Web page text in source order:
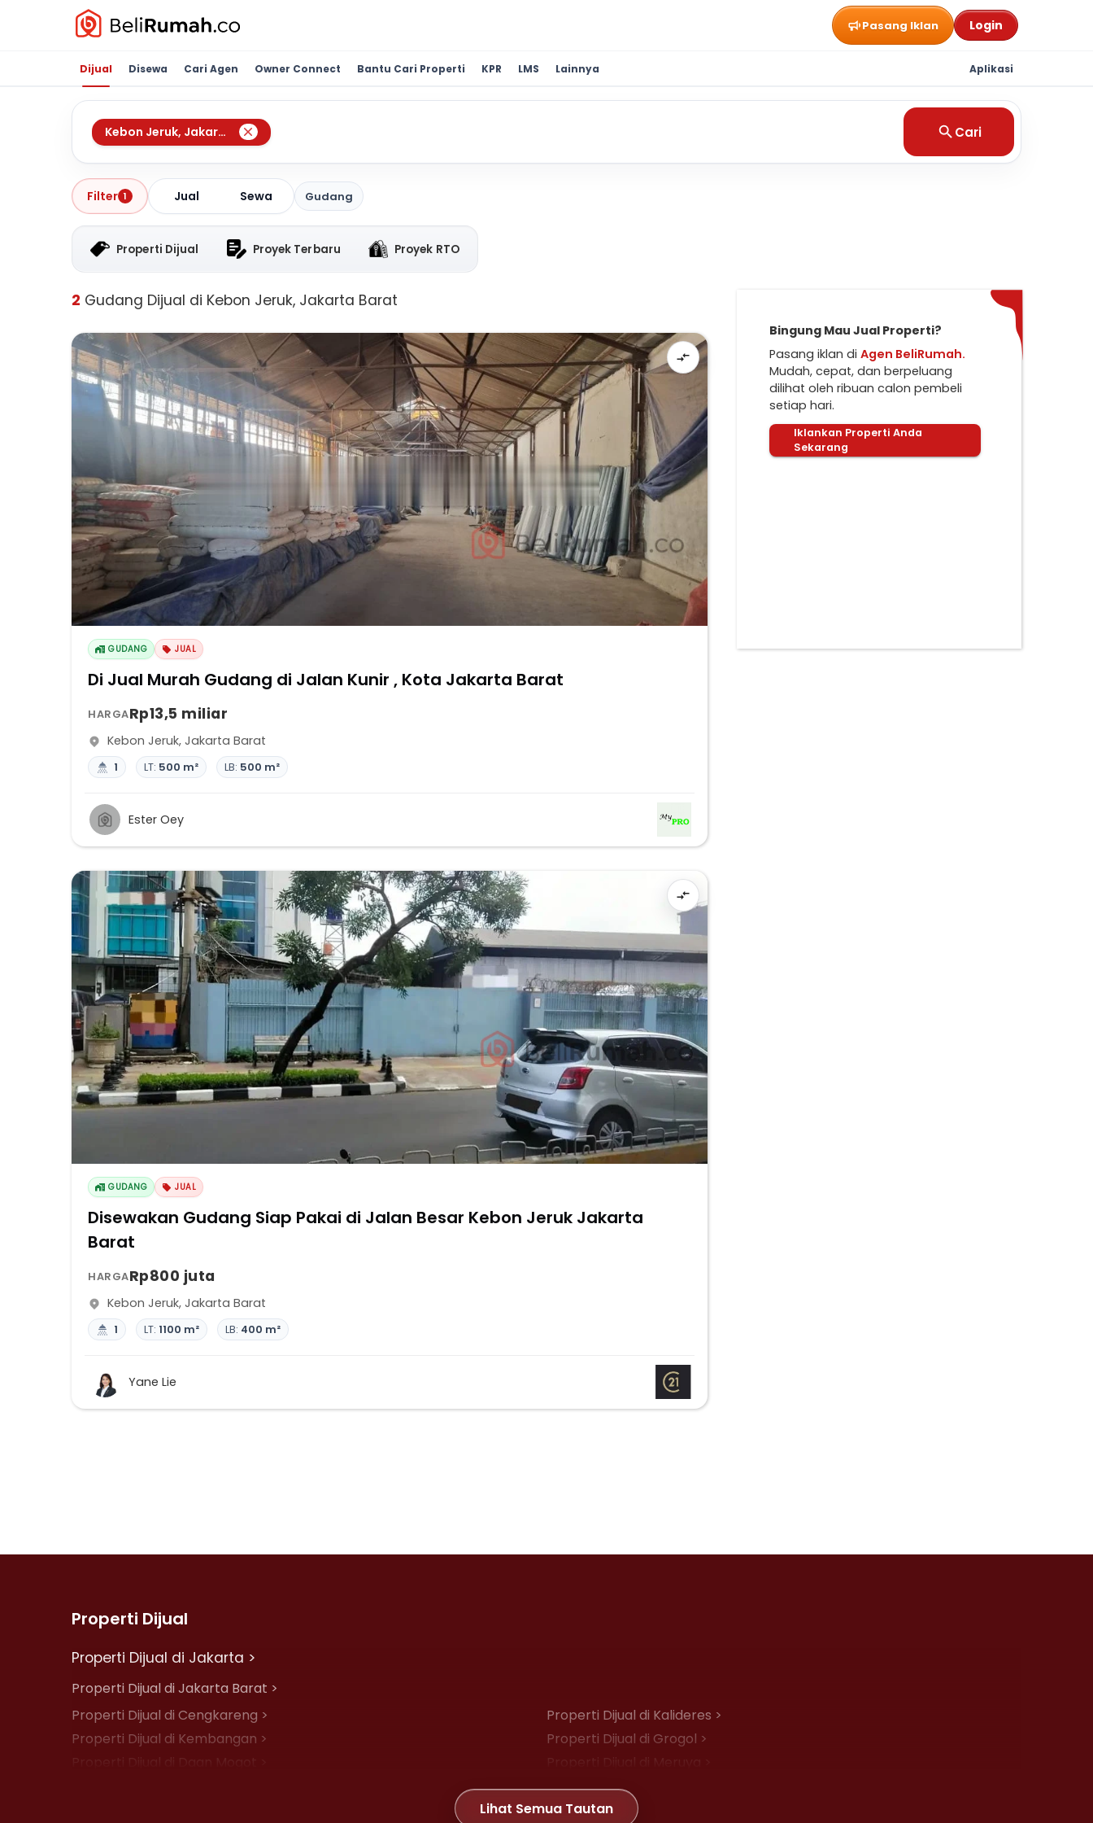
Pasang Iklan Login
Dijual Disewa Cari Agen Owner Connect Bantu Cari Properti KPR LMS Lainnya Aplikasi
Kebon Jeruk, Jakarta Barat Cari
Filter 1 Jual Sewa Gudang
Properti Dijual Proyek Terbaru Proyek RTO
2 Gudang Dijual di Kebon Jeruk, Jakarta Barat
GUDANG JUAL
Di Jual Murah Gudang di Jalan Kunir , Kota Jakarta Barat
HARGARp13,5 miliar
Kebon Jeruk, Jakarta Barat
1 LT: 500 m² LB: 500 m²
Ester Oey
GUDANG JUAL
Disewakan Gudang Siap Pakai di Jalan Besar Kebon Jeruk Jakarta
Barat
HARGARp800 juta
Kebon Jeruk, Jakarta Barat
1 LT: 1100 m² LB: 400 m²
Yane Lie
Bingung Mau Jual Properti?
Pasang iklan di Agen BeliRumah.
Mudah, cepat, dan berpeluang
dilihat oleh ribuan calon pembeli
setiap hari.
Iklankan Properti Anda
Sekarang
Properti Dijual
Properti Dijual di Jakarta >
Properti Dijual di Jakarta Barat >
Properti Dijual di Cengkareng >
Properti Dijual di Kalideres >
Properti Dijual di Kembangan >
Properti Dijual di Grogol >
Properti Dijual di Daan Mogot >
Properti Dijual di Meruya >
Properti Dijual di Joglo >
Lihat Semua Tautan